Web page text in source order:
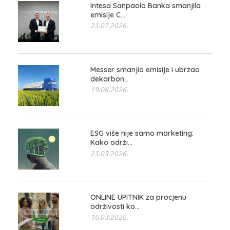
Intesa Sanpaolo Banka smanjila
emisije C...
23.07.2026.
Messer smanjio emisije i ubrzao
dekarbon...
19.06.2026.
ESG više nije samo marketing:
Kako održi...
25.05.2026.
ONLINE UPITNIK za procjenu
održivosti ko...
16.03.2026.